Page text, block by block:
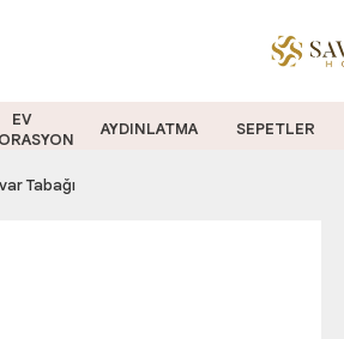
EV
AYDINLATMA SEPETLER
Tabağı